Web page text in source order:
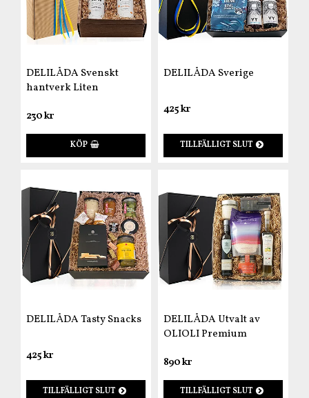
DELILÅDA Svenskt
hantverk Liten
230 kr
KÖP
DELILÅDA Sverige
425 kr
TILLFÄLLIGT SLUT
DELILÅDA Tasty Snacks
425 kr
TILLFÄLLIGT SLUT
DELILÅDA Utvalt av
OLIOLI Premium
890 kr
TILLFÄLLIGT SLUT